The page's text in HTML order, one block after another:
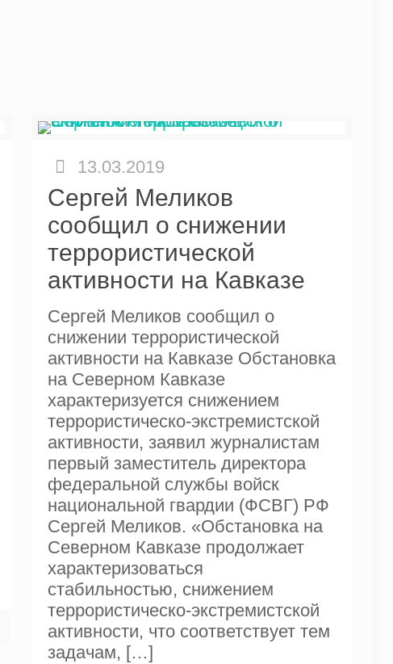
13.03.2019
Сергей Меликов
сообщил о снижении
террористической
активности на Кавказе
Сергей Меликов сообщил о
снижении террористической
активности на Кавказе Обстановка
на Северном Кавказе
характеризуется снижением
террористическо-экстремистской
активности, заявил журналистам
первый заместитель директора
федеральной службы войск
национальной гвардии (ФСВГ) РФ
Сергей Меликов. «Обстановка на
Северном Кавказе продолжает
характеризоваться
стабильностью, снижением
террористическо-экстремистской
активности, что соответствует тем
задачам, […]